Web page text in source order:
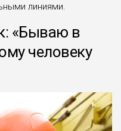
линиями.
«Бываю в
человеку